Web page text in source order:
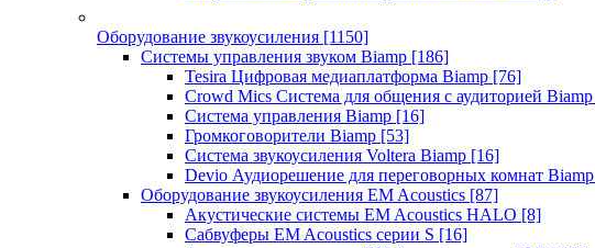
Оборудование звукоусиления [1150]
Системы управления звуком Biamp [186]
Tesira Цифровая медиаплатформа Biamp [76]
Crowd Mics Система для общения с аудиторией Biamp
Система управления Biamp [16]
Громкоговорители Biamp [53]
Система звукоусиления Voltera Biamp [16]
Devio Аудиорешение для переговорных комнат Biamp
Оборудование звукоусиления EM Acoustics [87]
Акустические системы EM Acoustics HALO [8]
Сабвуферы EM Acoustics серии S [16]